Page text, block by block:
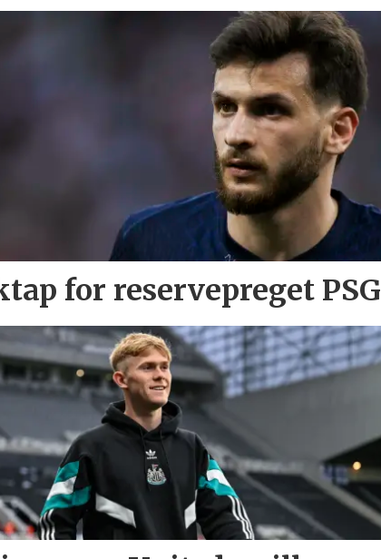
for reservepreget PSG